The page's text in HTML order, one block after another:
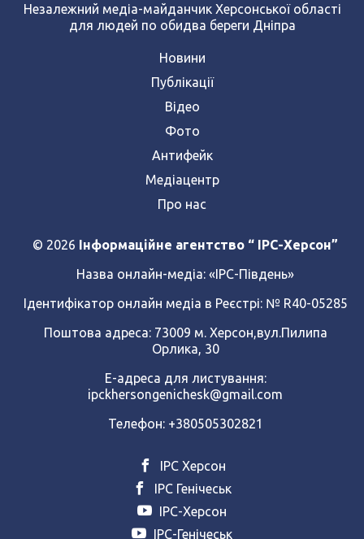
Незалежний медіа-майданчик Херсонської області
для людей по обидва береги Дніпра
Новини
Публікації
Відео
Фото
Антифейк
Медіацентр
Про нас
© 2026 Інформаційне агентство “ IPC-Херсон”
Назва онлайн-медіа: «ІРС-Південь»
Ідентифікатор онлайн медіа в Реєстрі: № R40-05285
Поштова адреса: 73009 м. Херсон,вул.Пилипа
Орлика, 30
Е-адреса для листування:
ipckhersongenichesk@gmail.com
Телефон: +380505302821
ІРС Херсон
ІРС Генічеськ
ІРС-Херсон
ІРС-Генічеськ